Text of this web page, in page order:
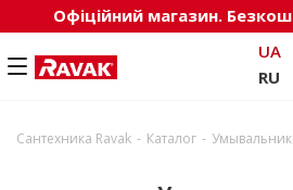
Офіційний магазин.
UA
RU
Сантехника Ravak - Каталог -